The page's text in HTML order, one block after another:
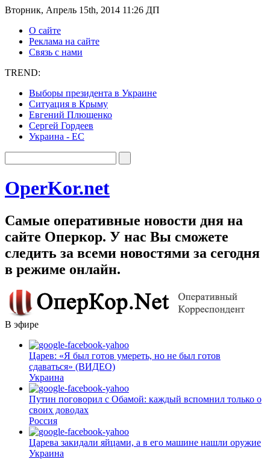
Вторник, Апрель 15th, 2014 11:26 ДП
О сайте
Реклама на сайте
Связь с нами
TREND:
Выборы президента в Украине
Ситуация в Крыму
Евгений Плющенко
Сергей Гордеев
Украина - ЕС
OperKor.net
Самые оперативные новости дня на
сайте Оперкор. У нас Вы сможете
следить за всеми новостями за сегодня
в режиме онлайн.
В эфире
Царев: «Я был готов умереть, но не был готов
сдаваться» (ВИДЕО)
Украина
Путин поговорил с Обамой: каждый вспомнил только о
своих доводах
Россия
Царева закидали яйцами, а в его машине нашли оружие
Украина